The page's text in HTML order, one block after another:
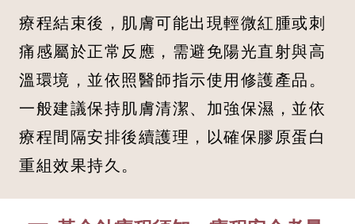
療程結束後，肌膚可能出現輕微紅腫或刺
痛感屬於正常反應，需避免陽光直射與高
溫環境，並依照醫師指示使用修護產品。
一般建議保持肌膚清潔、加強保濕，並依
療程間隔安排後續護理，以確保膠原蛋白
重組效果持久。